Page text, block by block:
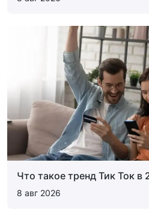
Что такое тренд Тик Ток в
8 авг 2026